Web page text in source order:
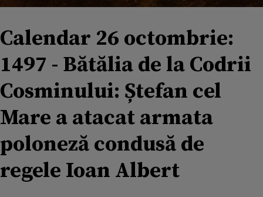
Calendar 26 octombrie:
1497 - Bătălia de la Codrii
Cosminului: Ștefan cel
Mare a atacat armata
poloneză condusă de
regele Ioan Albert